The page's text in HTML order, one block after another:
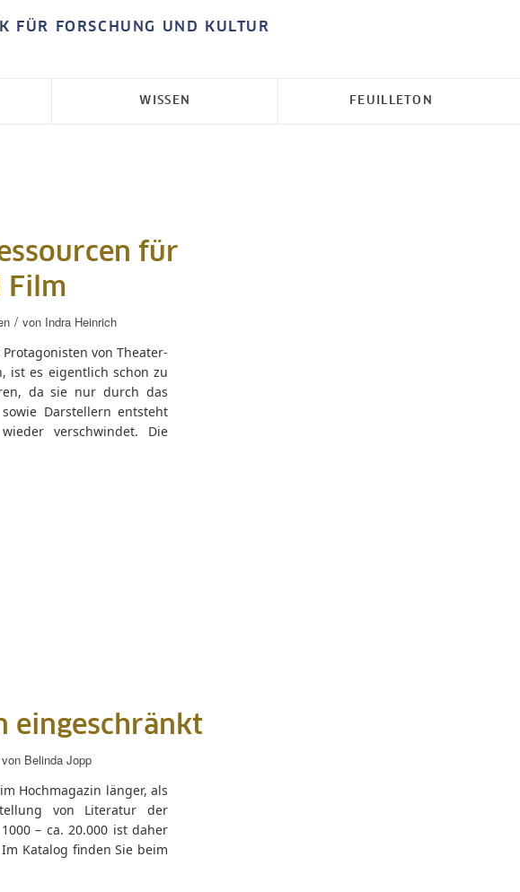
FÜR FORSCHUNG UND KULTUR
WISSEN FEUILLETON
für
Film
/ von Indra Heinrich
von Theater-
ist es eigentlich schon zu
da sie nur durch das
Darstellern entsteht
verschwindet. Die
eingeschränkt
von Belinda Jopp
Hochmagazin länger, als
von Literatur der
– ca. 20.000 ist daher
Katalog finden Sie beim